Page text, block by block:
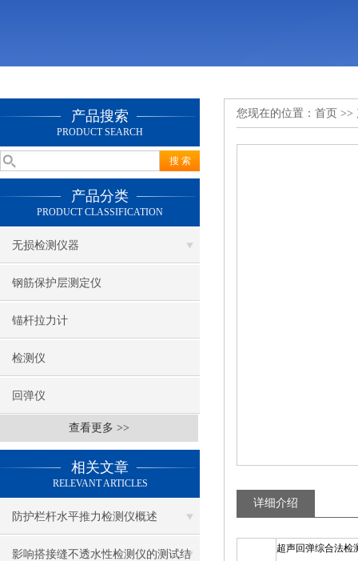
产品搜索
PRODUCT SEARCH
产品分类
PRODUCT CLASSIFICATION
无损检测仪器
钢筋保护层测定仪
锚杆拉力计
检测仪
回弹仪
查看更多 >>
相关文章
RELEVANT ARTICLES
防护栏杆水平推力检测仪概述
影响搭接缝不透水性检测仪的测试结
您现在的位置： 首页 >>
详细介绍
超声回弹综合法检